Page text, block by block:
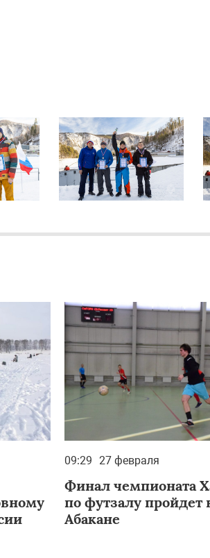
09:29 27 февраля
Финал чемпионата
по футзалу пройдет
Абакане